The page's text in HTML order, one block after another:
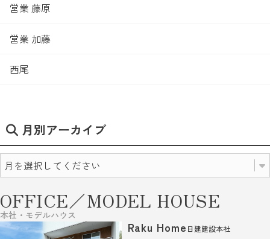
営業 藤原
営業 加藤
西尾
月別アーカイブ
OFFICE／MODEL HOUSE
本社・モデルハウス
Raku Home 日建建設本社